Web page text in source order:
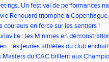
Un festival de performances
Renouard triomphe à
sur tous les fronts
coureurs en force sur les sentiers !
: les Minimes en
: les jeunes athlètes du club
Masters du CAC brillent aux